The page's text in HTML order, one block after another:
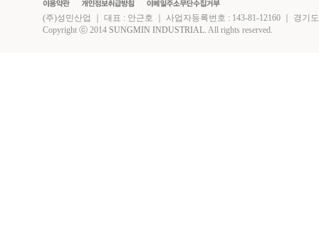
(주)성민산업 ｜ 대표 : 안근호 ｜ 사업자등록번호 : 143-81-12160 ｜ 경기
Copyright ⓒ 2014 SUNGMIN INDUSTRIAL. All rights reserved.